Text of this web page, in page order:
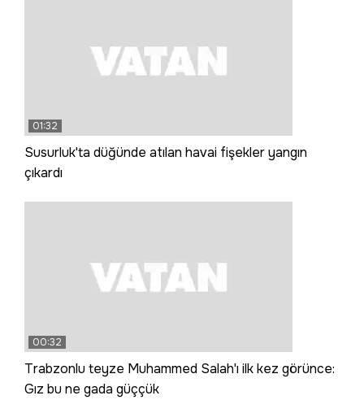
01:32
Susurluk'ta düğünde atılan havai fişekler yangın
çıkardı
00:32
Trabzonlu teyze Muhammed Salah'ı ilk kez görünce:
Gız bu ne gada güççük